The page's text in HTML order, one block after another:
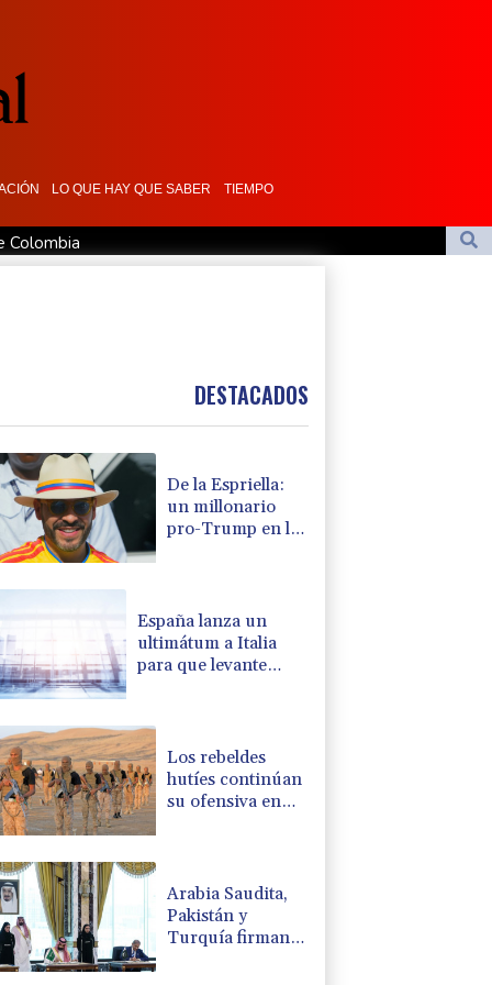
LO QUE HAY QUE SABER TIEMPO
Colombia
un pacto de defensa en medio de la tensión con Irán
de Trump sobre la economía
DESTACADOS
De la Espriella:
un millonario
pro-Trump en la
España lanza un
ultimátum a Italia
para que levante
Los rebeldes
hutíes continúan
su ofensiva en
Arabia Saudita,
Pakistán y
Turquía firman